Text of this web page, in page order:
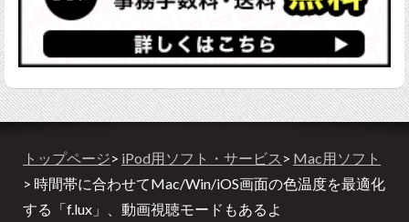
トップページ> iPod用ソフト・サービス > Mac用ソフト
> 時間帯に合わせてMac/Win/iOS画面の色温度を最適化
する「f.lux」、動画視聴モードもあるよ